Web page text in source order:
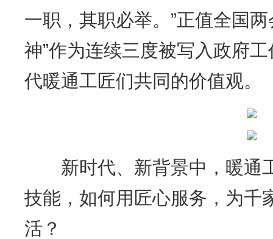
一职，其职必举。”正值全国
神”作为连续三度被写入政府
代暖通工匠们共同的价值观。
新时代、新背景中，暖通
技能，如何用匠心服务，为千
活？